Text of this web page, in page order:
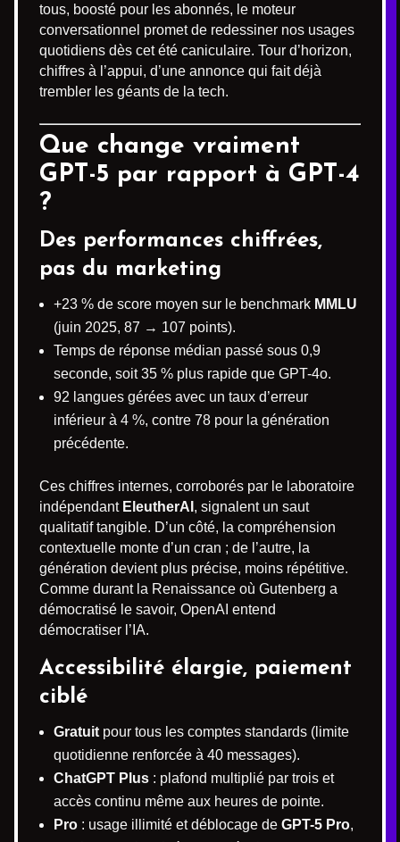
tous, boosté pour les abonnés, le moteur
conversationnel promet de redessiner nos usages
quotidiens dès cet été caniculaire. Tour d’horizon,
chiffres à l’appui, d’une annonce qui fait déjà
trembler les géants de la tech.
Que change vraiment
GPT-5 par rapport à GPT-4
?
Des performances chiffrées,
pas du marketing
+23 % de score moyen sur le benchmark MMLU
(juin 2025, 87 → 107 points).
Temps de réponse médian passé sous 0,9
seconde, soit 35 % plus rapide que GPT-4o.
92 langues gérées avec un taux d’erreur
inférieur à 4 %, contre 78 pour la génération
précédente.
Ces chiffres internes, corroborés par le laboratoire
indépendant EleutherAI , signalent un saut
qualitatif tangible. D’un côté, la compréhension
contextuelle monte d’un cran ; de l’autre, la
génération devient plus précise, moins répétitive.
Comme durant la Renaissance où Gutenberg a
démocratisé le savoir, OpenAI entend
démocratiser l’IA.
Accessibilité élargie, paiement
ciblé
Gratuit pour tous les comptes standards (limite
quotidienne renforcée à 40 messages).
ChatGPT Plus : plafond multiplié par trois et
accès continu même aux heures de pointe.
Pro : usage illimité et déblocage de GPT-5 Pro,